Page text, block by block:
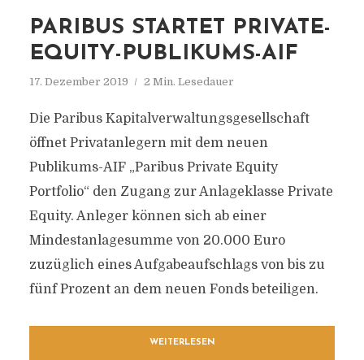
PARIBUS STARTET PRIVATE-
EQUITY-PUBLIKUMS-AIF
17. Dezember 2019 2 Min. Lesedauer
Die Paribus Kapitalverwaltungsgesellschaft
öffnet Privatanlegern mit dem neuen
Publikums-AIF „Paribus Private Equity
Portfolio“ den Zugang zur Anlageklasse Private
Equity. Anleger können sich ab einer
Mindestanlagesumme von 20.000 Euro
zuzüglich eines Aufgabeaufschlags von bis zu
fünf Prozent an dem neuen Fonds beteiligen.
WEITERLESEN